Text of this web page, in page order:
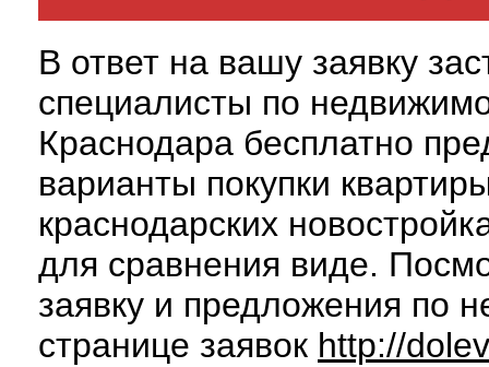
В ответ на вашу заявку
специалисты по
Краснодара бесплатно
варианты покупки
краснодарских
для сравнения виде.
заявку и предложения по
странице заявок http://